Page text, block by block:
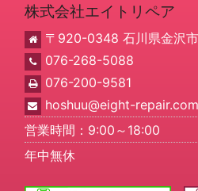
株式会社エイトリペア
〒920-0348 石川県金沢
076-268-5088
076-200-9581
hoshuu@eight-repair.com
営業時間：9:00～18:00
年中無休